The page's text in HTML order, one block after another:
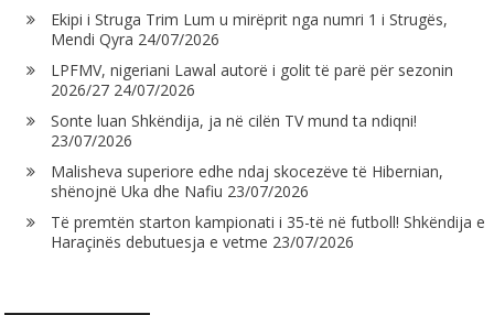
Ekipi i Struga Trim Lum u mirëprit nga numri 1 i Strugës,
Mendi Qyra 24/07/2026
LPFMV, nigeriani Lawal autorë i golit të parë për sezonin
2026/27 24/07/2026
Sonte luan Shkëndija, ja në cilën TV mund ta ndiqni!
23/07/2026
Malisheva superiore edhe ndaj skocezëve të Hibernian,
shënojnë Uka dhe Nafiu 23/07/2026
Të premtën starton kampionati i 35-të në futboll! Shkëndija e
Haraçinës debutuesja e vetme 23/07/2026